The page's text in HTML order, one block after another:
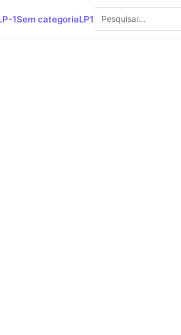
1Sem categoriaLP1